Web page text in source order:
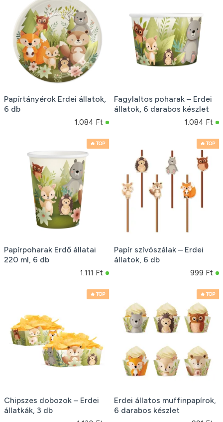
Papírtányérok Erdei állatok,
6 db
1.084 Ft
Fagylaltos poharak – Erdei
állatok, 6 darabos készlet
1.084 Ft
🔥 TOP
Papírpoharak Erdő állatai
220 ml, 6 db
1.111 Ft
🔥 TOP
Papír szívószálak – Erdei
állatok, 6 db
999 Ft
🔥 TOP
Chipszes dobozok – Erdei
állatkák, 3 db
🔥 TOP
Erdei állatos muffinpapírok,
6 darabos készlet